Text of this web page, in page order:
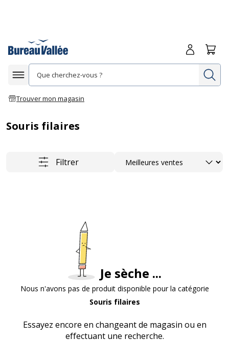
Afficher la navigation
Trouver mon magasin
Me
Souris filaires
Filtrer Trier
Je sèche ...
Nous n'avons pas de produit disponible pour la catégorie
Souris filaires
Essayez encore en changeant de magasin ou en
effectuant une recherche.